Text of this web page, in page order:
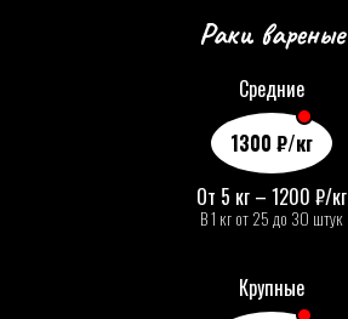
Раки вареные
Средние
1300 ₽/кг
От 5 кг – 1200 ₽/кг
В 1 кг от 25 до 30 штук
Крупные